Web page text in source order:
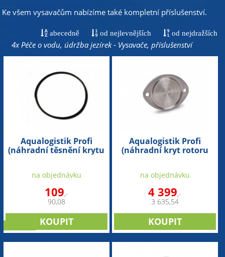
Ke všem vysavačům nabízíme také kompletní příslušenství.
abecedně od nejlevnějších od nejdražších
4x Péče o vodu, údržba jezírek - Vysavače, příslušenství
Aqualogistik Profi
(náhradní těsnění krytu
na objednávku
109,-
90,08
Aqualogistik Profi
(náhradní kryt rotoru
na objednávku
4 399,-
3 635,54